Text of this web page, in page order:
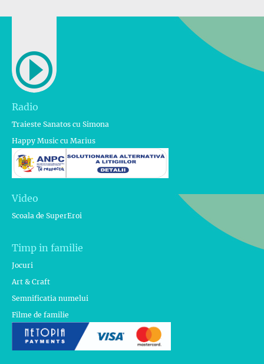
Radio
Traieste Sanatos cu Simona
Happy Music cu Marius
Video
Scoala de SuperEroi
Timp in familie
Jocuri
Art & Craft
Semnificatia numelui
Filme de familie